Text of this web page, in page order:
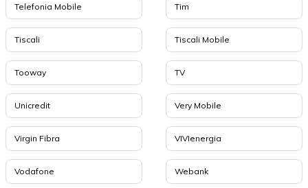
Telefonia Mobile Tim
Tiscali Tiscali Mobile
Tooway TV
Unicredit Very Mobile
Virgin Fibra VIVIenergia
Vodafone Webank